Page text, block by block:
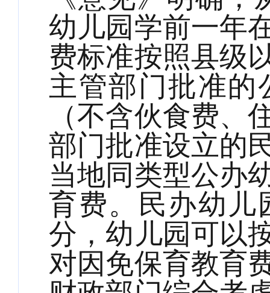
幼儿园学前一年
费标准按照县级
主管部门批准
（不含伙食费
部门批准设立的
当地同类型公办
育费。民办幼儿
分，幼儿园可以
对因免保育教育